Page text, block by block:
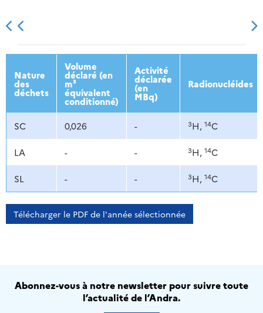
2013 2014 2015 2016
Nature
des
déchets
Volume
déclaré (en
m³
équivalent
conditionné)
Activité
déclarée
(en
MBq)
Radionucléides
SC 0,026 - 3H, 14C
LA - - 3H, 14C
SL - - 3H, 14C
Télécharger le PDF de l'année sélectionnée
Abonnez-vous à notre newsletter pour suivre toute
l’actualité de l’Andra.